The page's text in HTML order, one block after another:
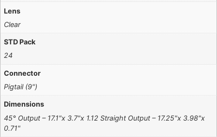
Lens
Clear
STD Pack
24
Connector
Pigtail (9")
Dimensions
45° Output – 17.1"x 3.7"x 1.12 Straight Output – 17.25"x 3.98"x
0.71"